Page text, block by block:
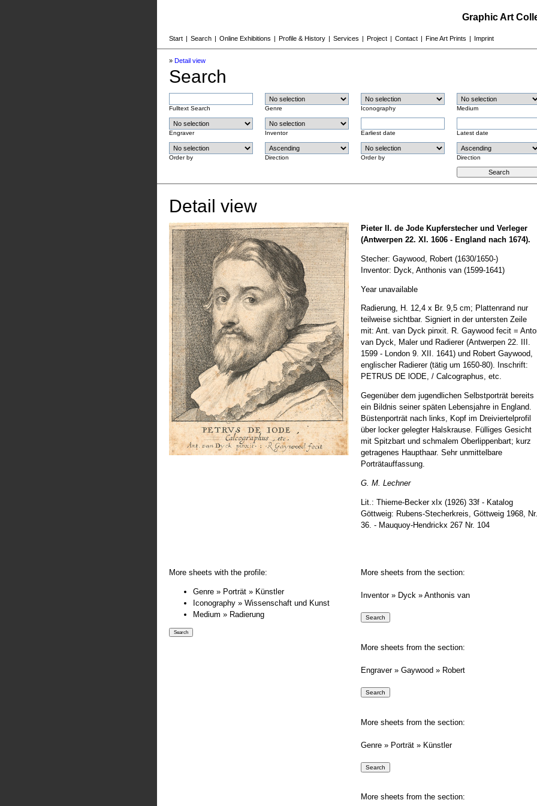
Graphic Art
Start | Search | Online Exhibitions | Profile & History | Services | Project | Contact | Fine Art Prints | Imprint
» Detail view
Search
Fulltext Search Genre Iconography Medium
Engraver Inventor Earliest date Latest date
Order by Direction Order by Direction
Detail view
Pieter II. de Jode Kupferstecher und Verleger
(Antwerpen 22. XI. 1606 - England nach 1674).
Stecher: Gaywood, Robert (1630/1650-)
Inventor: Dyck, Anthonis van (1599-1641)
Year unavailable
Radierung, H. 12,4 x Br. 9,5 cm; Plattenrand nur
teilweise sichtbar. Signiert in der untersten Zeile
mit: Ant. van Dyck pinxit. R. Gaywood fecit =
van Dyck, Maler und Radierer (Antwerpen 22. III.
1599 - London 9. XII. 1641) und Robert Gaywood,
englischer Radierer (tätig um 1650-80). Inschrift:
PETRUS DE lODE, / Calcographus, etc.
Gegenüber dem jugendlichen Selbstporträt bereits
ein Bildnis seiner späten Lebensjahre in England.
Büstenporträt nach links, Kopf im Dreiviertelprofil
über locker gelegter Halskrause. Fülliges Gesicht
mit Spitzbart und schmalem Oberlippenbart; kurz
getragenes Haupthaar. Sehr unmittelbare
Porträtauffassung.
G. M. Lechner
Lit.: Thieme-Becker xIx (1926) 33f - Katalog
Göttweig: Rubens-Stecherkreis, Göttweig 1968, Nr.
36. - Mauquoy-Hendrickx 267 Nr. 104
More sheets with the profile:
Genre » Porträt » Künstler
Iconography » Wissenschaft und Kunst
Medium » Radierung
More sheets from the section:
Inventor » Dyck » Anthonis van
More sheets from the section:
Engraver » Gaywood » Robert
More sheets from the section:
Genre » Porträt » Künstler
More sheets from the section: